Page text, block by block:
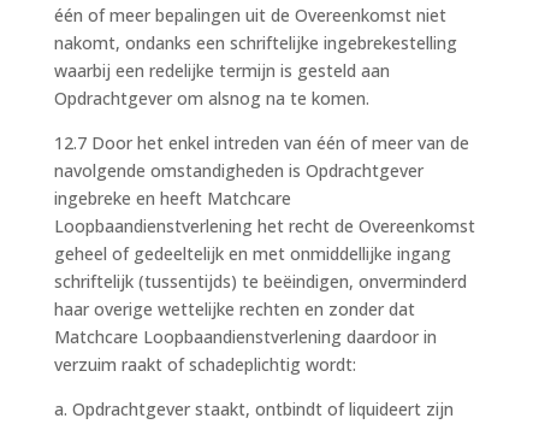
één of meer bepalingen uit de Overeenkomst niet
nakomt, ondanks een schriftelijke ingebrekestelling
waarbij een redelijke termijn is gesteld aan
Opdrachtgever om alsnog na te komen.
12.7 Door het enkel intreden van één of meer van de
navolgende omstandigheden is Opdrachtgever
ingebreke en heeft Matchcare
Loopbaandienstverlening het recht de Overeenkomst
geheel of gedeeltelijk en met onmiddellijke ingang
schriftelijk (tussentijds) te beëindigen, onverminderd
haar overige wettelijke rechten en zonder dat
Matchcare Loopbaandienstverlening daardoor in
verzuim raakt of schadeplichtig wordt:
a. Opdrachtgever staakt, ontbindt of liquideert zijn